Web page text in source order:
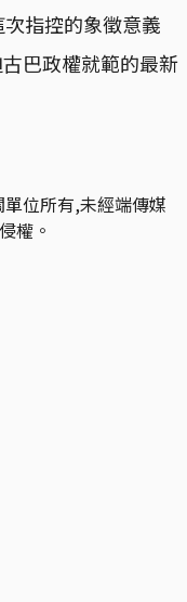
指控的象徵意義
巴政權就範的最新
單位所有,未經端傳媒
權。